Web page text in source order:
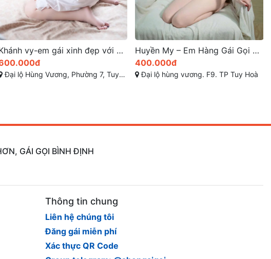
Huyền My – Em Hàng Gái Gọi Tuy Hòa Xinh Ngoan Chiều Khách
Đại lộ hùng vương. F9. TP Tuy Hoà
Thanh Thanh trắng mịn, cong cớn và đầy quyến rũ
400.000đ
Hùng Vương, Phường 9 - TP Tuy Hòa - Phú Yên
GÁI GỌI BÌNH ĐỊNH
Thông tin chung
Liên hệ chúng tôi
Đăng gái miễn phí
Xác thực QR Code